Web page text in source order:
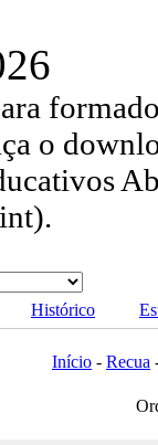
o
Histórico
Início - Recua